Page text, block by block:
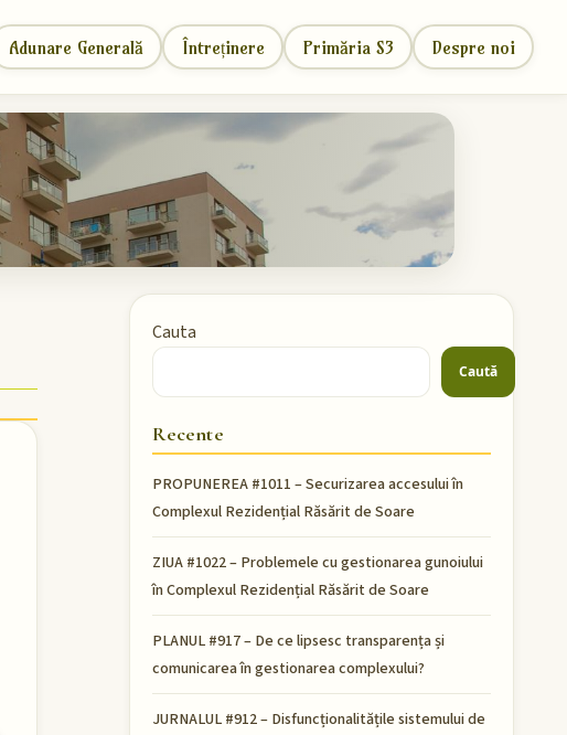
Adunare Generală Întreținere Primăria S3 Despre noi
Cauta
Caută
Recente
PROPUNEREA #1011 – Securizarea accesului în
Complexul Rezidențial Răsărit de Soare
ZIUA #1022 – Problemele cu gestionarea gunoiului
în Complexul Rezidențial Răsărit de Soare
PLANUL #917 – De ce lipsesc transparența și
comunicarea în gestionarea complexului?
JURNALUL #912 – Disfuncționalitățile sistemului de